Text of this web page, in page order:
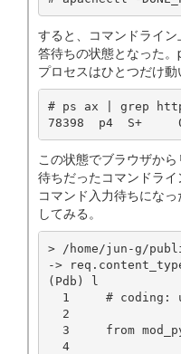
すると、コマンドライ
答待ちの状態となった
プロセスはひとつだけ動
# ps ax | grep
この状態でブラウザか
待ちだったコマンドライ
コマンド入力待ちにな
してみる。
> /home/jun-g/
->
(Pdb) l
1     # coding:
  2
3     from
  4